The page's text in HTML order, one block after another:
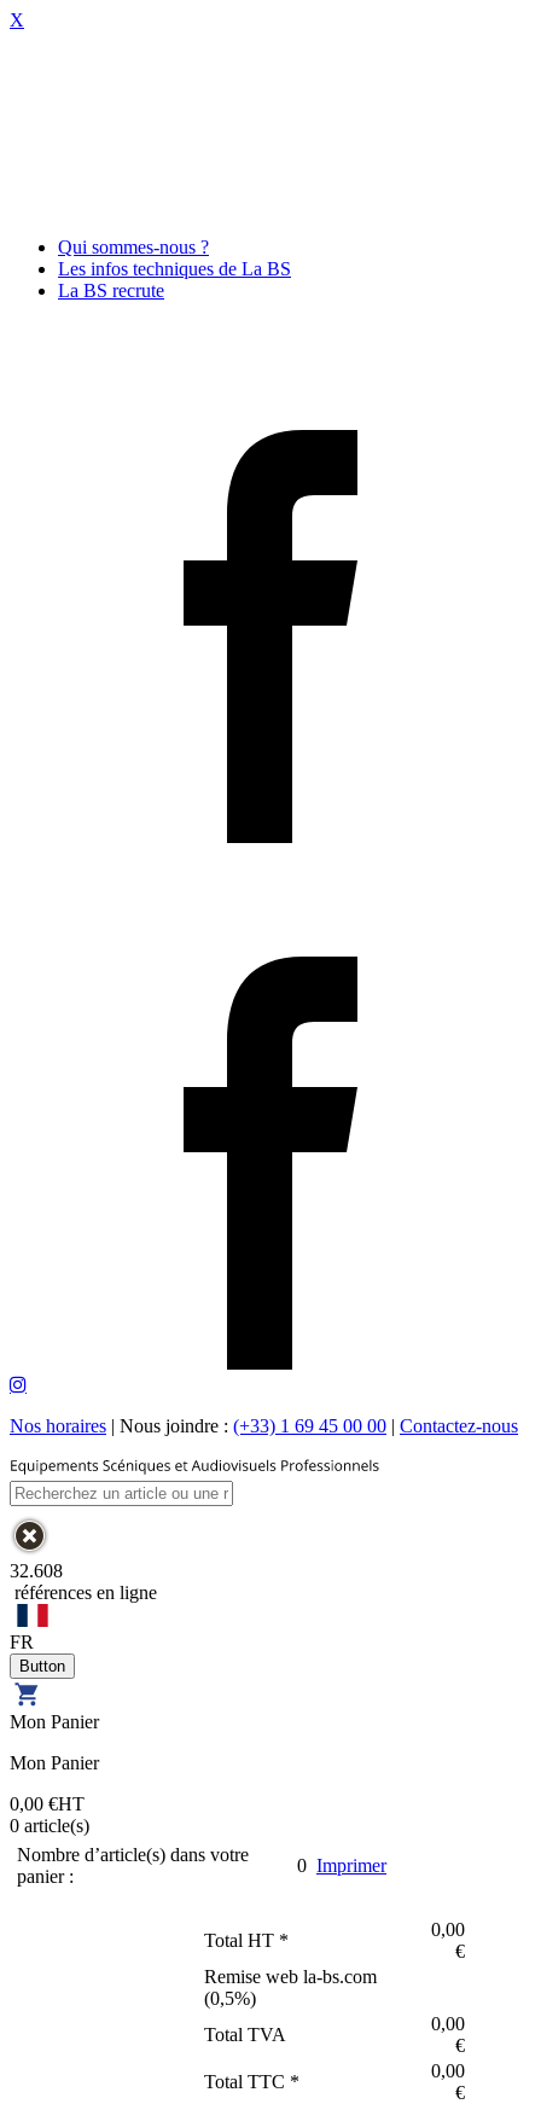
X
Qui sommes-nous ?
Les infos techniques de La BS
La BS recrute
Nos horaires | Nous joindre : (+33) 1 69 45 00 00 | Contactez-nous
32.608
références en ligne
FR
Mon Panier
Mon Panier
0,00 €HT
0 article(s)
Nombre d’article(s) dans votre
panier :
0 Imprimer
Total HT *
0,00
€
Remise web la-bs.com
(0,5%)
Total TVA
0,00
€
Total TTC *
0,00
€